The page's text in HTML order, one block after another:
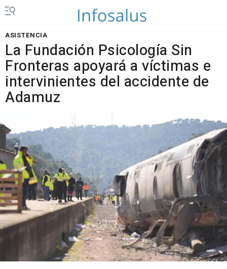
ASISTENCIA
La Fundación Psicología Sin
Fronteras apoyará a víctimas e
intervinientes del accidente de
Adamuz